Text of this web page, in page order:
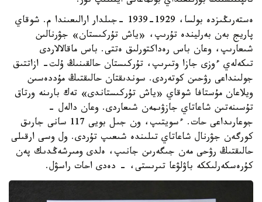
ەستەرىڭىزدە بولسا، 1929-1939 -جىلدار ارالىعىندا م. شوقاي
پاريج بەن بەرليندە تۇرىپ، «ياش تۇركىستان» جۋرنالىن
شىعارىپ، وعان باس رەداكتورلىق ەتتى. باس ماقالالاردى
تىكەلەي ءوزى جازا وتىرىپ، تۇركىستان حالقىنىڭ ۇلت- ازاتتىق
جولىنداعى رۋحىن كوتەردى. سوندىقتان حالىقتىڭ مۇددەسىن
ويلاعان مۇستافا شوقاي «ياش تۇركىستاندى» تەك بارىنە ورتاق
تۇسىنەتىن شاعاتاي جازۋىمەن شىعاردى. وعان دالەل -
جوعارىداعى حات. ءسويتىپ، ون جىل بويى 117 سانى جارىق
كورگەن جۋرنال شاعاتاي تىلىندە شىعىپ تۇردى. ول وسى ارقىلى
حالىقتىڭ رۋحى مەن جىگەرىن جانىپ، ەلدى ومىرشەڭدىك پەن
كۇرەسكەرلىككە باۋلۋعا تىرىستى، - دەدى احات راسۋل.